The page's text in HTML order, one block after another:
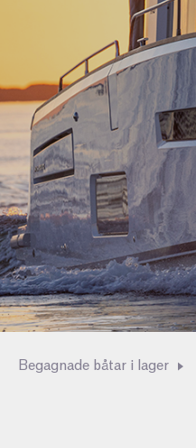
Begagnade båtar i lager